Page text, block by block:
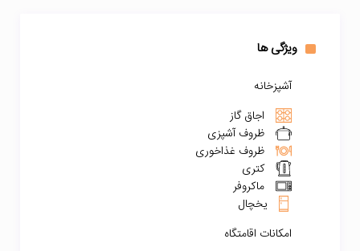
ویژگی ها
آشپزخانه
اجاق گاز
ظروف آشپزی
ظروف غذاخوری
کتری
ماکروفر
یخچال
امکانات اقامتگاه